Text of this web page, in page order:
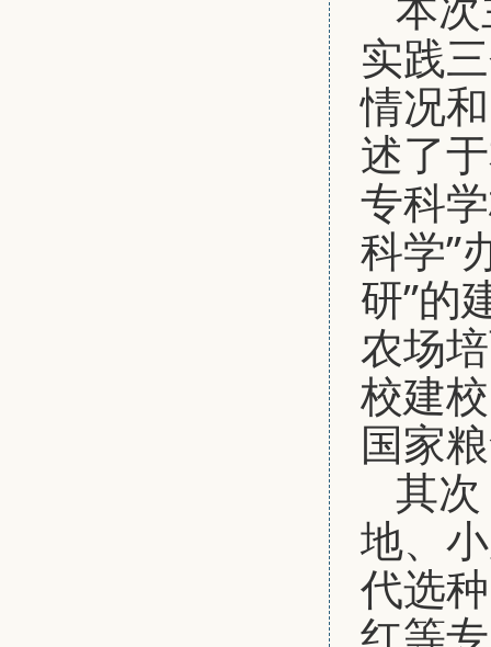
实践
情况
述了
专科
科学”
研”的
农场
校建
国家
其
地、
代选